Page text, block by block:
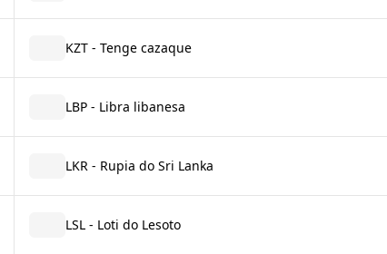
KZT - Tenge cazaque
LBP - Libra libanesa
LKR - Rupia do Sri Lanka
LSL - Loti do Lesoto